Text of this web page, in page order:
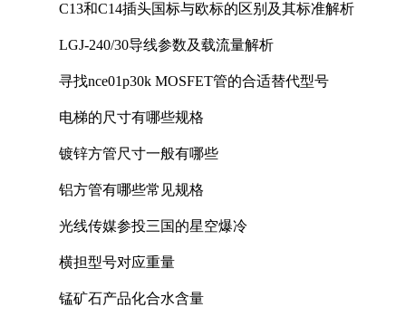
C13和C14插头国标与欧标的区别及其标准解析
LGJ-240/30导线参数及载流量解析
寻找nce01p30k MOSFET管的合适替代型号
电梯的尺寸有哪些规格
镀锌方管尺寸一般有哪些
铝方管有哪些常见规格
光线传媒参投三国的星空爆冷
横担型号对应重量
锰矿石产品化合水含量